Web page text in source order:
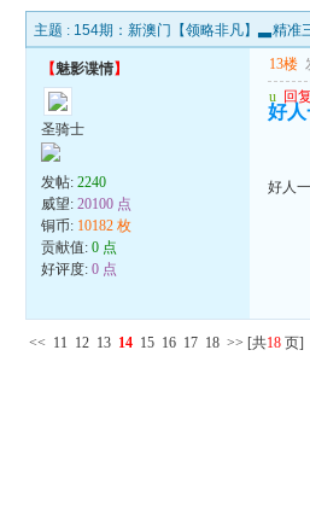
主题 : 154期：新澳门【领略非凡】▃精准
【魅影谍情】
圣骑士
发帖:2240
威望:20100 点
铜币: 10182 枚
贡献值:0 点
好评度:0 点
13楼
u 回复
好人
好人
<< 11 12 13 14 15 16 17 18 >> [共18 页